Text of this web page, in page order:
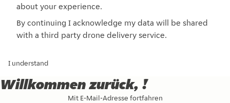
about your experience.
By continuing I acknowledge my data will be shared
with a third party drone delivery service.
I understand
Willkommen zurück, !
Mit E-Mail-Adresse fortfahren